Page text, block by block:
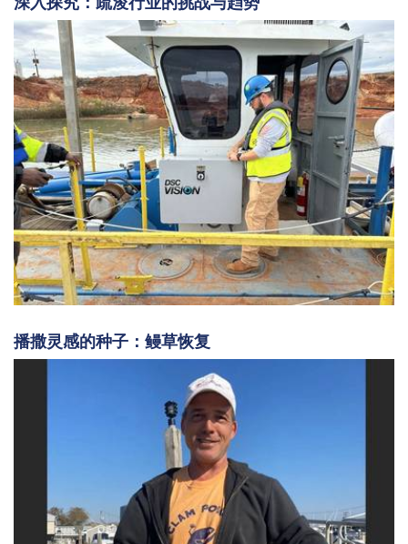
播撒灵感的种子：鳗草恢复